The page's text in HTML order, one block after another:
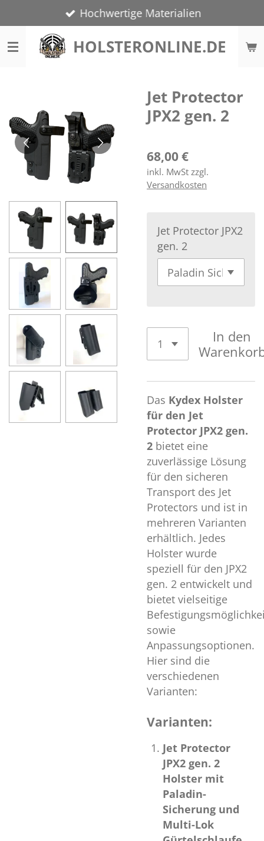
Hauptinhalt
springen
HOLSTERONLINE.DE
Hochwertige Materialien
Jet Protector
JPX2 gen. 2
68,00 €
inkl. MwSt zzgl.
Versandkosten
Jet Protector JPX2
gen. 2
In den
Das Kydex Holster
für den Jet
Protector JPX2 gen.
2 bietet eine
zuverlässige Lösung
für den sicheren
Transport des Jet
Protectors und ist in
mehreren Varianten
erhältlich. Jedes
Holster wurde
speziell für den JPX2
gen. 2 entwickelt und
bietet vielseitige
sowie
Anpassungsoptionen.
Hier sind die
verschiedenen
Varianten:
Varianten:
Jet Protector
JPX2 gen. 2
Holster mit
Paladin-
Sicherung und
Multi-Lok